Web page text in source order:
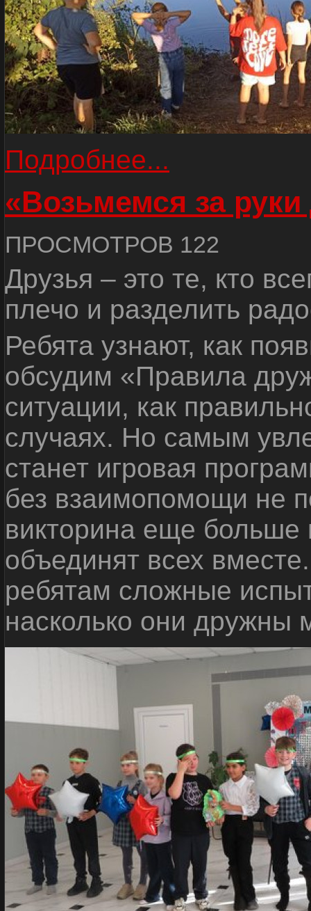
Подробнее...
«Возьмемся за руки
ПРОСМОТРОВ 122
Друзья – это те, кто
плечо и разделить
Ребята узнают, как
обсудим «Правила
ситуации, как
случаях. Но самым
станет игровая
без взаимопомощи не
викторина еще
объединят всех
ребятам сложные
насколько они дружны